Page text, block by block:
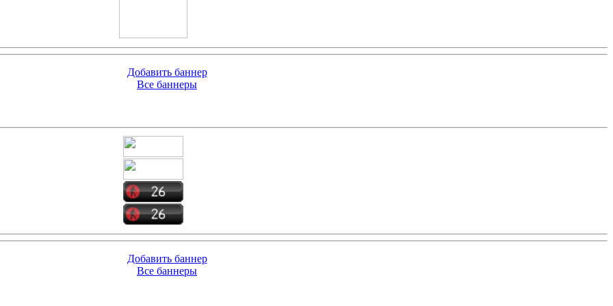
Добавить баннер
Все баннеры
Добавить баннер
Все баннеры